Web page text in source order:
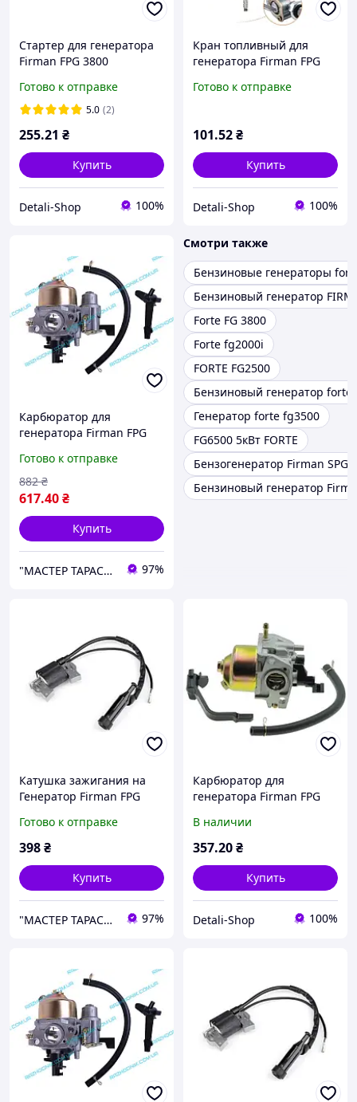
Стартер для генератора
Firman FPG 3800
Готово к отправке
5.0 (2)
255.21 ₴
Купить
Detali-Shop 100%
Кран топливный для
генератора Firman FPG
Готово к отправке
101.52₴
Купить
Detali-Shop 100%
Карбюратор для
генератора Firman FPG
Готово к отправке
617.40₴
882 ₴
Купить
"МАСТЕР ТАРАС" интернет магазин запчастей и комплеткующих 97%
Смотри также
Бензиновые генераторы
Бензиновый генератор
Forte FG 3800
Forte fg2000i
FORTE FG2500
Бензиновый генератор forte
Генератор forte fg3500
FG6500 5кВт FORTE
Бензогенератор Firman SPG
Бензиновый генератор
Катушка зажигания на
Генератор Firman FPG
Готово к отправке
398₴
Купить
"МАСТЕР ТАРАС" интернет магазин запчастей и комплеткующих 97%
Карбюратор для
генератора Firman FPG
В наличии
357.20₴
Купить
Detali-Shop 100%